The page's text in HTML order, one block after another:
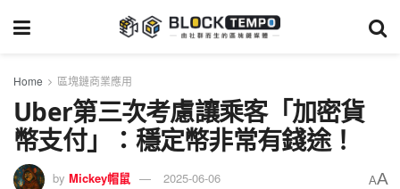
Home 區塊鏈商業應用
Uber第三次考慮讓乘客「加密貨
幣支付」：穩定幣非常有錢途！
by Mickey帽鼠 2025-06-06 AA